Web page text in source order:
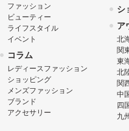
ファッション
ビューティー
ライフスタイル
イベント
コラム
レディースファッション
ショッピング
メンズファッション
ブランド
アクセサリー
シ
ア
北
関
東
北
関
中
四
九